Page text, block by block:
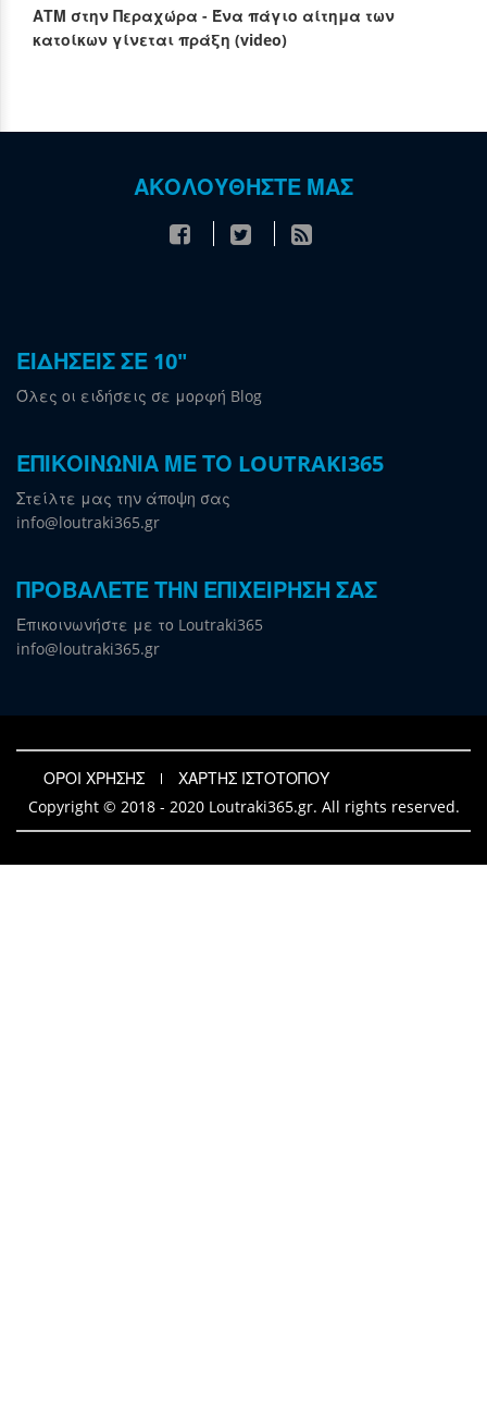
ΑΤΜ στην Περαχώρα - Ένα πάγιο αίτημα των
κατοίκων γίνεται πράξη (video)
ΑΚΟΛΟΥΘΗΣΤΕ ΜΑΣ
ΕΙΔΗΣΕΙΣ ΣΕ 10"
Όλες οι ειδήσεις σε μορφή Blog
ΕΠΙΚΟΙΝΩΝΙΑ ΜΕ ΤΟ LOUTRAKI365
Στείλτε μας την άποψη σας
info@loutraki365.gr
ΠΡΟΒΑΛΕΤΕ ΤΗΝ ΕΠΙΧΕΙΡΗΣΗ ΣΑΣ
Επικοινωνήστε με το Loutraki365
info@loutraki365.gr
ΟΡΟΙ ΧΡΗΣΗΣ
ΧΑΡΤΗΣ ΙΣΤΟΤΟΠΟΥ
Copyright © 2018 - 2020 Loutraki365.gr. All rights reserved.